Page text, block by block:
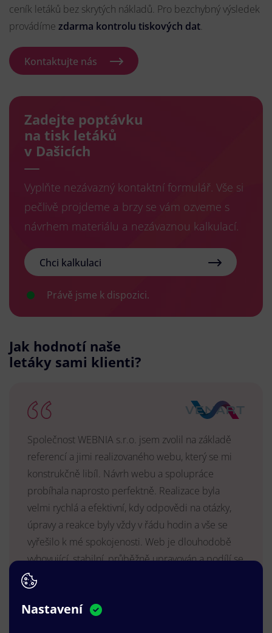
ceník letáků bez skrytých nákladů. Pro bezchybný výsledek
provádíme zdarma kontrolu tiskových dat.
Kontaktujte nás
Zadejte poptávku
na tisk letáků
v Dašicích
Vyplňte nezávazný kontaktní formulář. Vše si
pečlivě projdeme a brzy se vám ozveme s
návrhem materiálu a nezávaznou kalkulací.
Chci kalkulaci
Právě jsme k dispozici.
Jak hodnotí naše
letáky sami klienti?
Společnost WEBNIA s.r.o. jsem zvolil na základě
referencí a jimi realizovaného webu, který se mi
konstrukčně libíl. Návrh webu a spolupráce
probíhala naprosto perfektně. Realizace byla
velmi rychlá a efektivní, kdy odpovědi na otázky,
úpravy a reakce byly vždy v řádu hodin a vše se
vyřešilo k mé spokojenosti. Web je dlouhodobě
vyhovující, stabilní, průběžně upravován a podílí se
na pozitivním vnímání naší značky.
MUDr. Radek Vyšohlíd
VENART s.r.o.
Nastavení